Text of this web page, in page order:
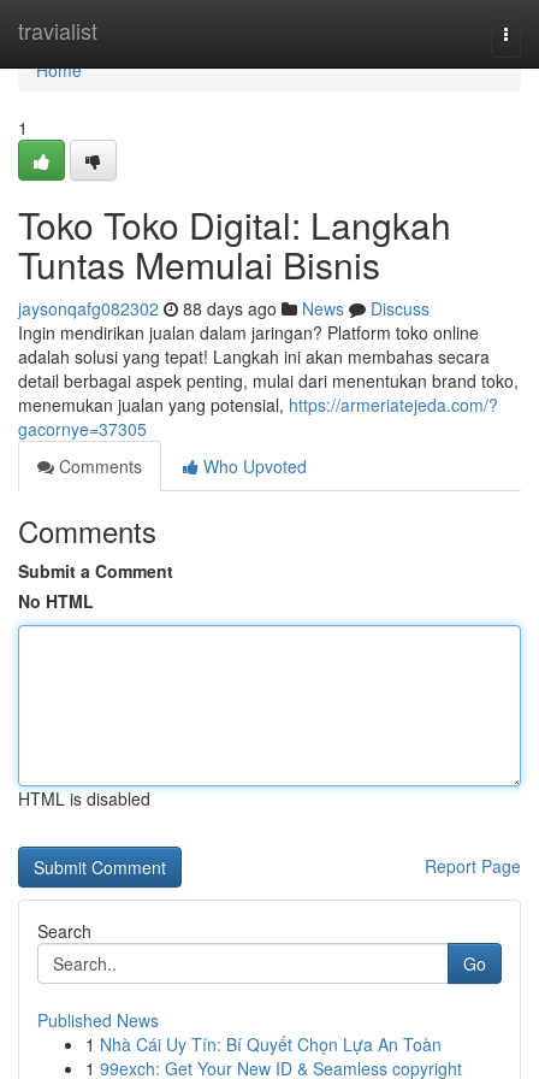
travialist
Home
Home
1
Toko Toko Digital: Langkah
Tuntas Memulai Bisnis
jaysonqafg082302 88 days ago News
Discuss
Ingin mendirikan jualan dalam jaringan? Platform toko online
adalah solusi yang tepat! Langkah ini akan membahas secara
detail berbagai aspek penting, mulai dari menentukan brand toko,
menemukan jualan yang potensial, https://armeriatejeda.com/?
gacornye=37305
Comments
Who Upvoted
Comments
Submit a Comment
No HTML
HTML is disabled
Report Page
Search
Go
Published News
1 Nhà Cái Uy Tín: Bí Quyết Chọn Lựa An Toàn
1 99exch: Get Your New ID & Seamless copyright